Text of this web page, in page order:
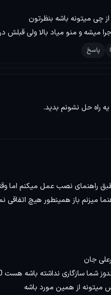
بازی کامپیوتر
چی میتونه باشه بنظرتون
میشه و منو میاد بالا ولی
پاسخ
راه حل نشونم بدید.
جان
از همین مورد باشه